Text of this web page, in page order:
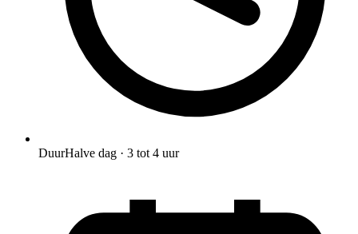
DuurHalve dag · 3 tot 4 uur